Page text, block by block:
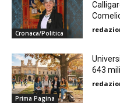
Cronaca/Politica
Prima Pagina
643